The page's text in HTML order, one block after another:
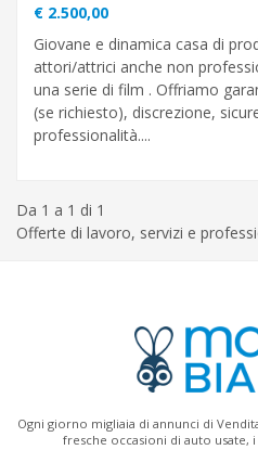
Titolo
di
studio
Orario
€ 2.500,00
Giovane e dinamica casa di
attori/attrici anche non
una serie di film . Offriamo
(se richiesto), discrezione,
professionalità....
Da 1 a 1 di 1
Offerte di lavoro, servizi e
Ogni giorno migliaia di annunci di
fresche occasioni di auto usate,